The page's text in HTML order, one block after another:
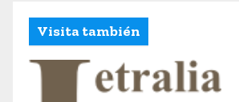
Visita también